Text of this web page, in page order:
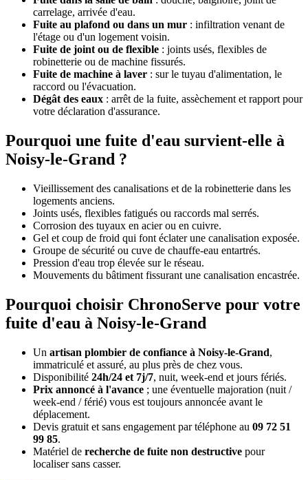
carrelage, arrivée d'eau.
Fuite au plafond ou dans un mur : infiltration venant de
l'étage ou d'un logement voisin.
Fuite de joint ou de flexible : joints usés, flexibles de
robinetterie ou de machine fissurés.
Fuite de machine à laver : sur le tuyau d'alimentation, le
raccord ou l'évacuation.
Dégât des eaux : arrêt de la fuite, assèchement et rapport pour
votre déclaration d'assurance.
Pourquoi une fuite d'eau survient-elle à
Noisy-le-Grand ?
Vieillissement des canalisations et de la robinetterie dans les
logements anciens.
Joints usés, flexibles fatigués ou raccords mal serrés.
Corrosion des tuyaux en acier ou en cuivre.
Gel et coup de froid qui font éclater une canalisation exposée.
Groupe de sécurité ou cuve de chauffe-eau entartrés.
Pression d'eau trop élevée sur le réseau.
Mouvements du bâtiment fissurant une canalisation encastrée.
Pourquoi choisir ChronoServe pour votre
fuite d'eau à Noisy-le-Grand
Un artisan plombier de confiance à Noisy-le-Grand,
immatriculé et assuré, au plus près de chez vous.
Disponibilité 24h/24 et 7j/7, nuit, week-end et jours fériés.
Prix annoncé à l'avance ; une éventuelle majoration (nuit /
week-end / férié) vous est toujours annoncée avant le
déplacement.
Devis gratuit et sans engagement par téléphone au 09 72 51
99 85.
Matériel de recherche de fuite non destructive pour
localiser sans casser.